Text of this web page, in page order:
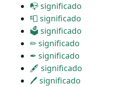
📭 significado
📮 significado
🗳 significado
✏ significado
✒ significado
🖋 significado
🖊 significado